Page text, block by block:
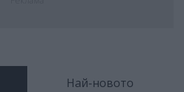
Най-новото